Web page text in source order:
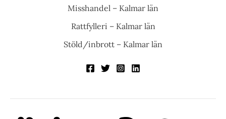
Misshandel – Kalmar län
Rattfylleri – Kalmar län
Stöld/inbrott – Kalmar län